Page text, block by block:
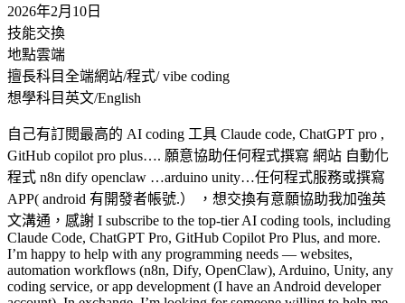
2026年2月10日
技能交換
地點雲端
擅長科目全端網站/程式/ vibe coding
想學科目英文/English
自己有訂閱最高的 AI coding 工具 Claude code, ChatGPT pro ,
GitHub copilot pro plus…. 願意協助任何程式撰寫 網站 自動化
程式 n8n dify openclaw …arduino unity…任何程式服務或撰寫
APP( android 有開發者帳號.） ，想交換有意願協助我加強英
文溝通，感謝 I subscribe to the top-tier AI coding tools, including
Claude Code, ChatGPT Pro, GitHub Copilot Pro Plus, and more.
I’m happy to help with any programming needs — websites,
automation workflows (n8n, Dify, OpenClaw), Arduino, Unity, any
coding service, or app development (I have an Android developer